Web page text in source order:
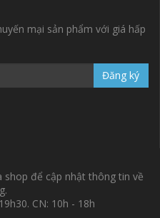
mại sản phẩm với giá hấp
Đăng ký
shop để cập nhật thông tin về
CN: 10h - 18h